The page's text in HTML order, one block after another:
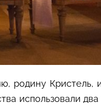
родину Кристель,
использовали